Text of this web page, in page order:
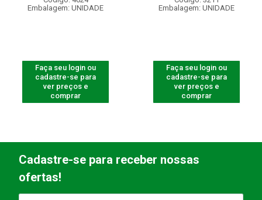
Embalagem: UNIDADE
Faça seu login ou
cadastre-se para
ver preços e
comprar
Embalagem: UNIDADE
Faça seu login ou
cadastre-se para
ver preços e
comprar
Cadastre-se para receber nossas
ofertas!